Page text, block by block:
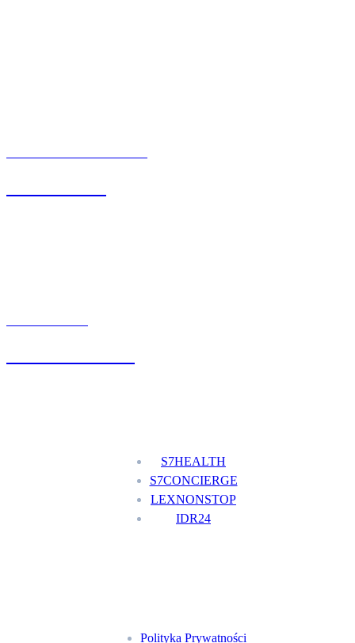
S7HEALTH
S7CONCIERGE
LEXNONSTOP
IDR24
Polityka Prywatności